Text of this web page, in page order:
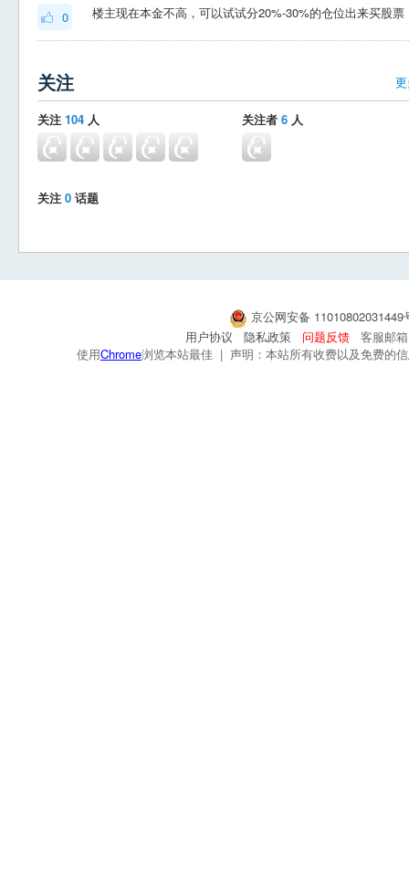
0
关注
关注 104 人 关注者 6 人
关注 0 话题
京公网安备
用户协议
隐私政策 问题反馈
客服邮
使用Chrome浏览本站最佳 | 声明：本站所有收费以及免费的